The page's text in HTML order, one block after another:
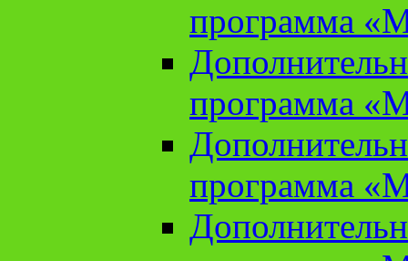
программа
программа
программа